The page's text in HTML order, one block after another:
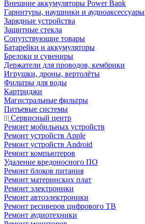
Внешние аккумуляторы Power Bank
Гарнитуры, наушники и аудиоаксессуары
Зарядные устройства
Защитные стекла
Сопутствующие товары
Батарейки и аккумуляторы
Брелоки и сувениры
Держатели для проводов, кембрики
Игрушки, дроны, вертолёты
Фильтры для воды
Картриджи
Магистральные фильтры
Питьевые системы
Сервисный центр
Ремонт мобильных устройств
Ремонт устройств Apple
Ремонт устройств Android
Ремонт компьютеров
Удаление вредоносного ПО
Ремонт блоков питания
Ремонт материнских плат
Ремонт электроники
Ремонт автоэлектроники
Ремонт ресиверов цифрового ТВ
Ремонт аудиотехники